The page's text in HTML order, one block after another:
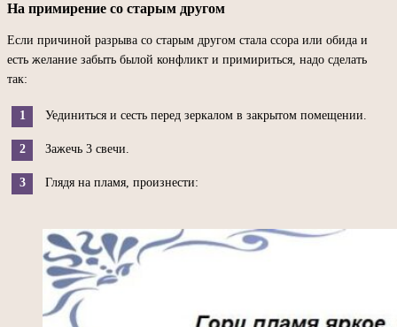
На примирение со старым другом
Если причиной разрыва со старым другом стала ссора или обида и
есть желание забыть былой конфликт и примириться, надо сделать
так:
Уединиться и сесть перед зеркалом в закрытом помещении.
Зажечь 3 свечи.
Глядя на пламя, произнести: